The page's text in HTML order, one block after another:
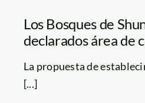
Los Bosques de
declarados área de
La propuesta de
[...]